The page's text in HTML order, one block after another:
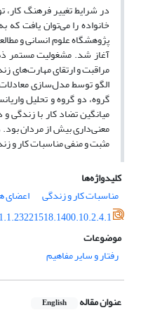
در شرایط تغییر فرهنگ
خانواده را می‌توان یافت
پژوهشگاه علوم انسانی و
آغاز شد. مشغولیت مستمر
مراقبت و ارتقای
گروه، دو گروه و تحلیل
میانگین تضاد کار با
معنی‌داری بیش از مردان بود.
مثبت و منفی مناسبات کار و
کلیدواژه‌ها
مناسبات کار و زندگی
اعضای
موضوعات
رفتار و سایر مفاهیم
عنوان مقاله English